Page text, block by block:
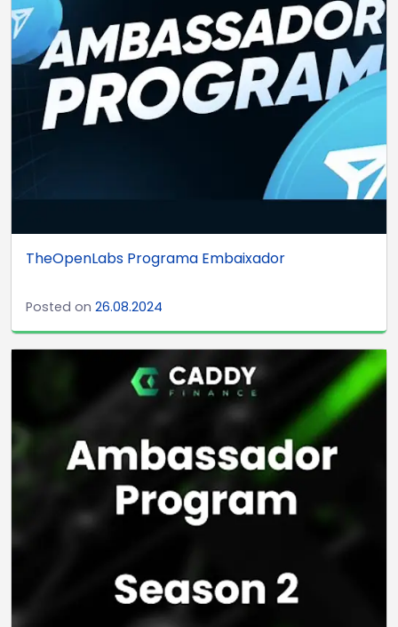
TheOpenLabs Programa Embaixador
Posted on 26.08.2024